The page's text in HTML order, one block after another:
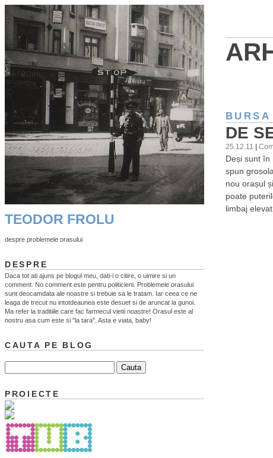
DE
25.12.11
Deși sunt în
spun
nou orașul
poate
limbaj
TEODOR FROLU
despre problemele orasului
DESPRE
Daca tot ati ajuns pe blogul meu, dati-i o citire, o uimire si un
comment. No comment este pentru politicieni. Problemele orasului
sunt deocamdata ale noastre si trebuie sa le tratam. Iar ceea ce ne
leaga de trecut nu intotdeaunea este desuet si de aruncat la gunoi.
Ma refer la traditiile care fac farmecul vietii noastre! Orasul este al
nostru asa cum este si "la tara". Asta e viata, baby!
CAUTA PE BLOG
PROIECTE